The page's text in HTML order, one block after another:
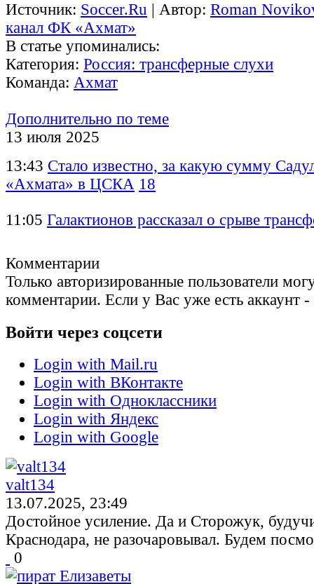
Источник: Soccer.Ru | Автор: Roman
канал ФК «Ахмат»
В статье упоминались:
Категория: Россия: трансферные слухи
Команда: Ахмат
Дополнительно по теме
13 июля 2025
13:43 Стало известно, за какую сумму
«Ахмата» в ЦСКА 18
11:05 Галактионов рассказал о срыве
Комментарии
Только авторизированные пользователи
комментарии. Если у Вас уже есть аккаунт -
Войти через соцсети
Login with Mail.ru
Login with ВКонтакте
Login with Одноклассники
Login with Яндекс
Login with Google
valt134
13.07.2025, 23:49
Достойное усиление. Да и Сторожук,
Краснодара, не разочаровывал. Будем
0